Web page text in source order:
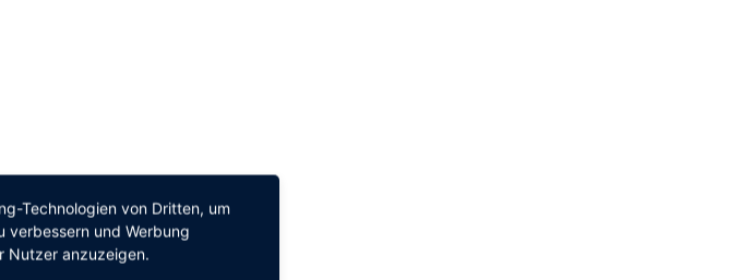
Technologien von Dritten, um
verbessern und Werbung
Nutzer anzuzeigen.